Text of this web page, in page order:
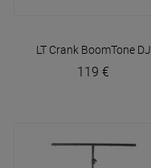
LT Crank BoomTone DJ
119 €